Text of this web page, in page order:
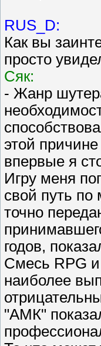
RUS_D:
Как вы
просто
Сяк:
- Жанр
этой
впервые я
Игру меня
свой путь
точно
годов,
Смесь RPG и
наиболее
"АМК"